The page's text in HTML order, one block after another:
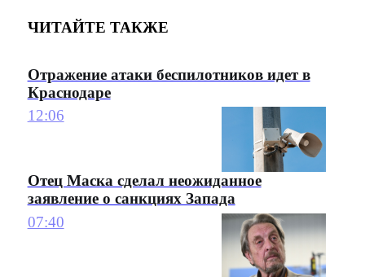
ЧИТАЙТЕ ТАКЖЕ
Отражение атаки беспилотников идет в
Краснодаре
12:06
Отец Маска сделал неожиданное
заявление о санкциях Запада
07:40